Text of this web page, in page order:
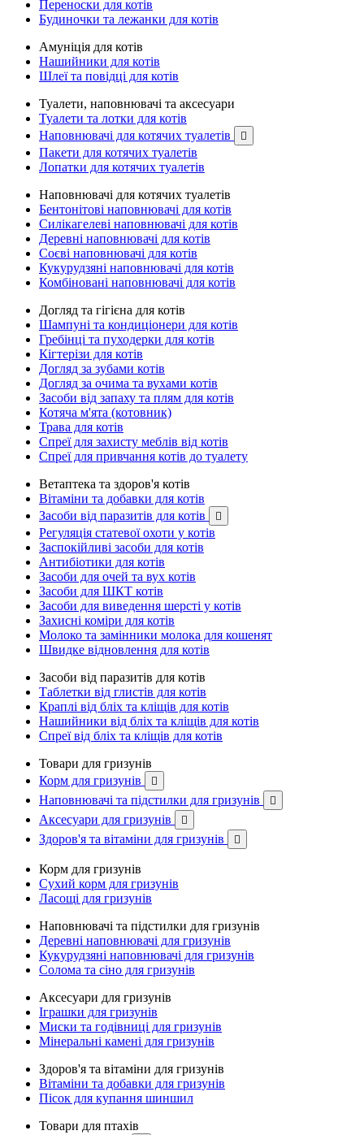
Переноски для котів
Будиночки та лежанки для котів
Амуніція для котів
Нашийники для котів
Шлеї та повідці для котів
Туалети, наповнювачі та аксесуари
Туалети та лотки для котів
Наповнювачі для котячих туалетів

Пакети для котячих туалетів
Лопатки для котячих туалетів
Наповнювачі для котячих туалетів
Бентонітові наповнювачі для котів
Силікагелеві наповнювачі для котів
Деревні наповнювачі для котів
Соєві наповнювачі для котів
Кукурудзяні наповнювачі для котів
Комбіновані наповнювачі для котів
Догляд та гігієна для котів
Шампуні та кондиціонери для котів
Гребінці та пуходерки для котів
Кігтерізи для котів
Догляд за зубами котів
Догляд за очима та вухами котів
Засоби від запаху та плям для котів
Котяча м'ята (котовник)
Трава для котів
Спреї для захисту меблів від котів
Спреї для привчання котів до туалету
Ветаптека та здоров'я котів
Вітаміни та добавки для котів
Засоби від паразитів для котів

Регуляція статевої охоти у котів
Заспокійливі засоби для котів
Антибіотики для котів
Засоби для очей та вух котів
Засоби для ШКТ котів
Засоби для виведення шерсті у котів
Захисні коміри для котів
Молоко та замінники молока для кошенят
Швидке відновлення для котів
Засоби від паразитів для котів
Таблетки від глистів для котів
Краплі від бліх та кліщів для котів
Нашийники від бліх та кліщів для котів
Спреї від бліх та кліщів для котів
Товари для гризунів
Корм для гризунів

Наповнювачі та підстилки для гризунів 
Аксесуари для гризунів 
Здоров'я та вітаміни для гризунів 
Корм для гризунів
Сухий корм для гризунів
Ласощі для гризунів
Наповнювачі та підстилки для гризунів
Деревні наповнювачі для гризунів
Кукурудзяні наповнювачі для гризунів
Солома та сіно для гризунів
Аксесуари для гризунів
Іграшки для гризунів
Миски та годівниці для гризунів
Мінеральні камені для гризунів
Здоров'я та вітаміни для гризунів
Вітаміни та добавки для гризунів
Пісок для купання шиншил
Товари для птахів